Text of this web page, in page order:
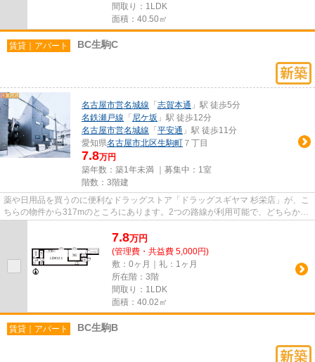
間取り：1LDK
面積：40.50㎡
賃貸｜アパート BC生駒C
名古屋市営名城線 「 志賀本通 」駅 徒歩5分
名鉄瀬戸線 「 尼ケ坂 」駅 徒歩12分
名古屋市営名城線 「 平安通 」駅 徒歩11分
愛知県名古屋市北区生駒町 ７丁目
7.8万円
築年数：築1年未満 ｜募集中： 1室
階数：3階建
薬や日用品を買うのに便利なドラッグストア「ドラッグスギヤマ 杉栄店」が、こ
ちらの物件から317mのところにあります。2つの路線が利用可能で、どちらかの
7.8万円
(管理費・共益費 5,000円)
敷：0ヶ月｜礼：1ヶ月
所在階：3階
間取り：1LDK
面積：40.02㎡
賃貸｜アパート BC生駒B